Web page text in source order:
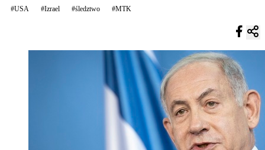
#USA #Izrael #śledztwo #MTK